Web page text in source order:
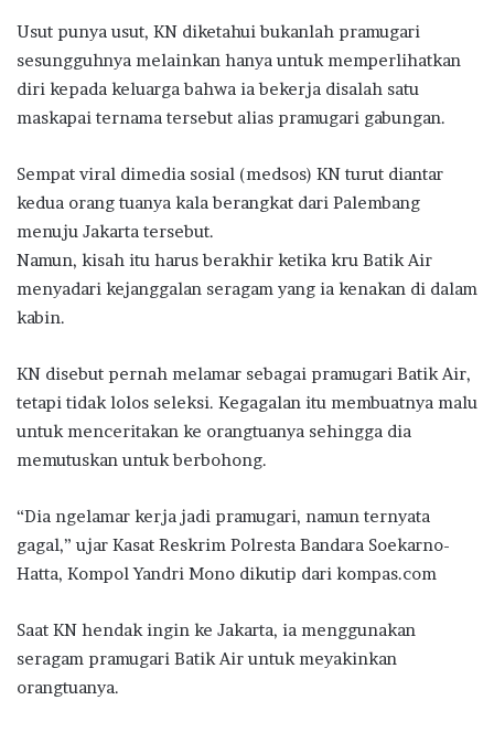
Usut punya usut, KN diketahui bukanlah pramugari
sesungguhnya melainkan hanya untuk memperlihatkan
diri kepada keluarga bahwa ia bekerja disalah satu
maskapai ternama tersebut alias pramugari gabungan.
Sempat viral dimedia sosial (medsos) KN turut diantar
kedua orang tuanya kala berangkat dari Palembang
menuju Jakarta tersebut.
Namun, kisah itu harus berakhir ketika kru Batik Air
menyadari kejanggalan seragam yang ia kenakan di dalam
kabin.
KN disebut pernah melamar sebagai pramugari Batik Air,
tetapi tidak lolos seleksi. Kegagalan itu membuatnya malu
untuk menceritakan ke orangtuanya sehingga dia
memutuskan untuk berbohong.
“Dia ngelamar kerja jadi pramugari, namun ternyata
gagal,” ujar Kasat Reskrim Polresta Bandara Soekarno-
Hatta, Kompol Yandri Mono dikutip dari kompas.com
Saat KN hendak ingin ke Jakarta, ia menggunakan
seragam pramugari Batik Air untuk meyakinkan
orangtuanya.